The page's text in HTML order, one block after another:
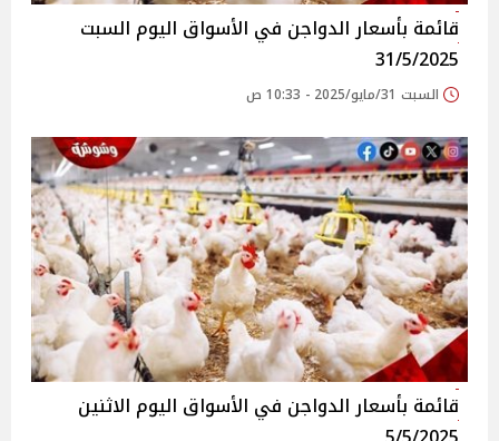
قائمة بأسعار الدواجن في الأسواق‎‎ اليوم السبت
31/5/2025
السبت 31/مايو/2025 - 10:33 ص
قائمة بأسعار الدواجن في الأسواق‎‎ اليوم الاثنين